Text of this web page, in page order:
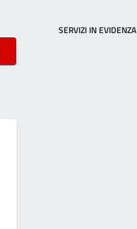
SERVIZI IN EVIDENZA